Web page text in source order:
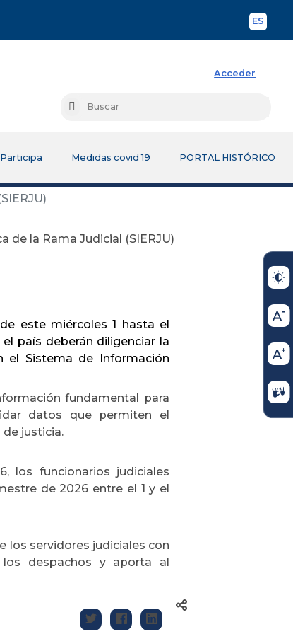
ES
Acceder
Buscar
Participa Medidas covid 19 PORTAL HISTÓRICO
la Rama Judicial (SIERJU)
este miércoles 1 hasta el
país deberán diligenciar la
el Sistema de Información
fundamental para
datos que permiten el
justicia.
los funcionarios judiciales
de 2026 entre el 1 y el
los servidores judiciales con
despachos y aporta al